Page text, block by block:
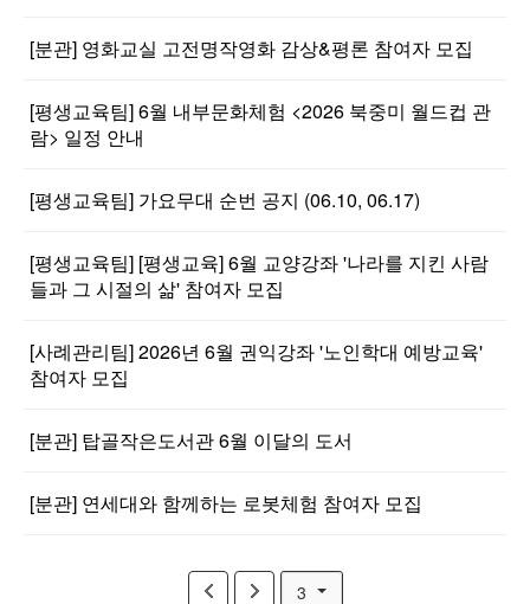
[분관] 영화교실 고전명작영화 감상&평론 참여자 모집
[평생교육팀] 6월 내부문화체험 <2026 북중미 월드컵 관
람> 일정 안내
[평생교육팀] 가요무대 순번 공지 (06.10, 06.17)
[평생교육팀] [평생교육] 6월 교양강좌 '나라를 지킨 사람
들과 그 시절의 삶' 참여자 모집
[사례관리팀] 2026년 6월 권익강좌 '노인학대 예방교육'
참여자 모집
[분관] 탑골작은도서관 6월 이달의 도서
[분관] 연세대와 함께하는 로봇체험 참여자 모집
3